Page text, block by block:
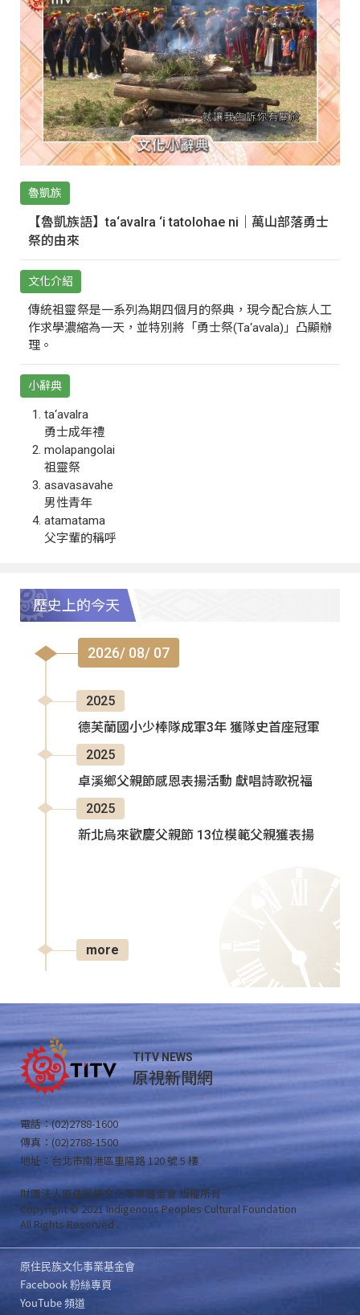
魯凱族
【魯凱族語】ta‘avalra ‘i tatolohae ni｜萬山部落勇士
祭的由來
文化介紹
傳統祖靈祭是一系列為期四個月的祭典，現今配合族人工
作求學濃縮為一天，並特別將「勇士祭(Ta‘avala)」凸顯辦
理。
小辭典
ta‘avalra
勇士成年禮
molapangolai
祖靈祭
asavasavahe
男性青年
atamatama
父字輩的稱呼
歷史上的今天
2026/ 08/ 07
2025
德芙蘭國小少棒隊成軍3年 獲隊史首座冠軍
2025
卓溪鄉父親節感恩表揚活動 獻唱詩歌祝福
2025
新北烏來歡慶父親節 13位模範父親獲表揚
more
TITV NEWS
原視新聞網
電話：(02)2788-1600
傳真：(02)2788-1500
地址：台北市南港區重陽路 120 號 5 樓
財團法人原住民族文化事業基金會 版權所有
Copyright © 2021 Indigenous Peoples Cultural Foundation
All Rights Reserved .
原住民族文化事業基金會
Facebook 粉絲專頁
YouTube 頻道